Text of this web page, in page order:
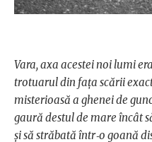
Vara, axa acestei noi lumi
trotuarul din faţa scării
misterioasă a ghenei de
gaură destul de mare încât
şi să străbată într‑o goană